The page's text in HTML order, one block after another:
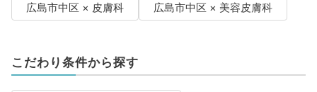
広島市中区 × 皮膚科 広島市中区 × 美容皮膚科
こだわり条件から探す